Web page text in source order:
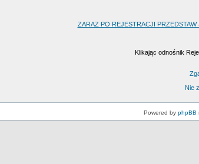
ZARAZ PO REJESTRACJI
Klikając odnośnik
Nie
Powered by phpBB